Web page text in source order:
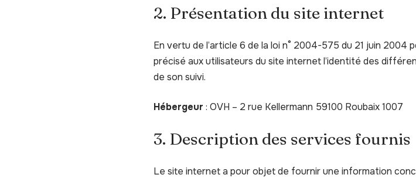
2. Présentation du site internet
En vertu de l’article 6 de la loi n° 2004-575 du 21 juin 2004
précisé aux utilisateurs du site internet l’identité des
de son suivi.
Hébergeur : OVH – 2 rue Kellermann 59100 Roubaix 1007
3. Description des services fournis
Le site internet a pour objet de fournir une information